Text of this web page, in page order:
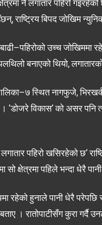
नै लगातार पहिरो
राष्ट्रिय बिपद जोखिम
उच्च जोखिममा
बनाएको थियो,
स्थित नागफुजे,
‘डोजरे विकास’ को असर
पहिरो खसिरहेको छ’
सो क्षेत्रमा पहिले भन्दा धेरै
रहेको हुनाले पानी धेरै परेपछि
। रातोपाटीसँग कुरा गर्दै